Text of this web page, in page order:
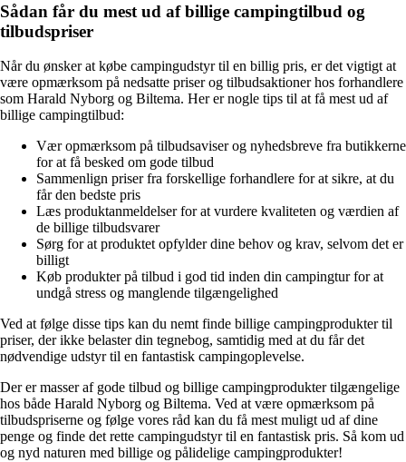
Sådan får du mest ud af billige campingtilbud og
tilbudspriser
Når du ønsker at købe campingudstyr til en billig pris, er det vigtigt at
være opmærksom på nedsatte priser og tilbudsaktioner hos forhandlere
som Harald Nyborg og Biltema. Her er nogle tips til at få mest ud af
billige campingtilbud:
Vær opmærksom på tilbudsaviser og nyhedsbreve fra butikkerne
for at få besked om gode tilbud
Sammenlign priser fra forskellige forhandlere for at sikre, at du
får den bedste pris
Læs produktanmeldelser for at vurdere kvaliteten og værdien af
de billige tilbudsvarer
Sørg for at produktet opfylder dine behov og krav, selvom det er
billigt
Køb produkter på tilbud i god tid inden din campingtur for at
undgå stress og manglende tilgængelighed
Ved at følge disse tips kan du nemt finde billige campingprodukter til
priser, der ikke belaster din tegnebog, samtidig med at du får det
nødvendige udstyr til en fantastisk campingoplevelse.
Der er masser af gode tilbud og billige campingprodukter tilgængelige
hos både Harald Nyborg og Biltema. Ved at være opmærksom på
tilbudspriserne og følge vores råd kan du få mest muligt ud af dine
penge og finde det rette campingudstyr til en fantastisk pris. Så kom ud
og nyd naturen med billige og pålidelige campingprodukter!